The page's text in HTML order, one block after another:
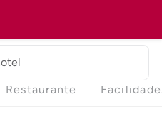
Restaurante